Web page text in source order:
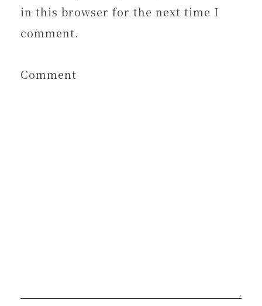
in this browser for the next time I
comment.
Comment